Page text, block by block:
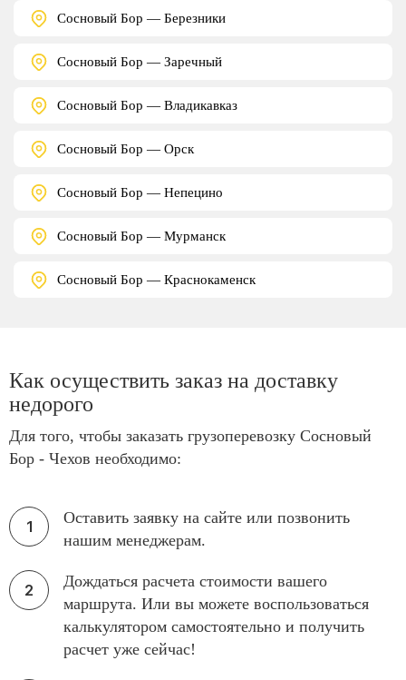
Сосновый Бор — Березники
Сосновый Бор — Заречный
Сосновый Бор — Владикавказ
Сосновый Бор — Орск
Сосновый Бор — Непецино
Сосновый Бор — Мурманск
Сосновый Бор — Краснокаменск
Как осуществить заказ на доставку
недорого
Для того, чтобы заказать грузоперевозку Сосновый
Бор - Чехов необходимо:
Оставить заявку на сайте или позвонить
нашим менеджерам.
Дождаться расчета стоимости вашего
маршрута. Или вы можете воспользоваться
калькулятором самостоятельно и получить
расчет уже сейчас!